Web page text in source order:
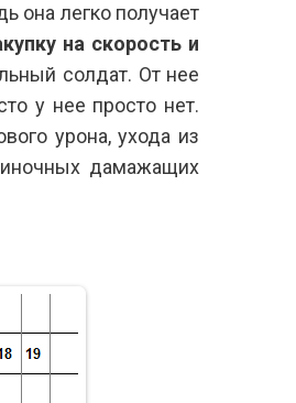
она легко получает
на скорость и
солдат. От нее
у нее просто нет.
урона, ухода из
дамажащих